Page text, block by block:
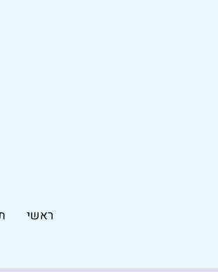
ראשי